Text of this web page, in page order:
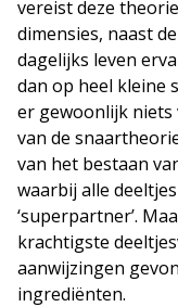
vereist deze
dimensies, naast
dagelijks leven
dan op heel kleine
er gewoonlijk niets
van de
van het bestaan
waarbij alle
‘superpartner’.
krachtigste
aanwijzingen
ingrediënten.